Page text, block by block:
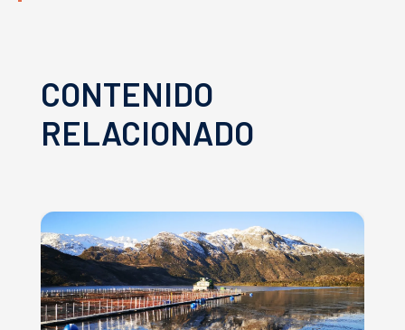
CONTENIDO
RELACIONADO